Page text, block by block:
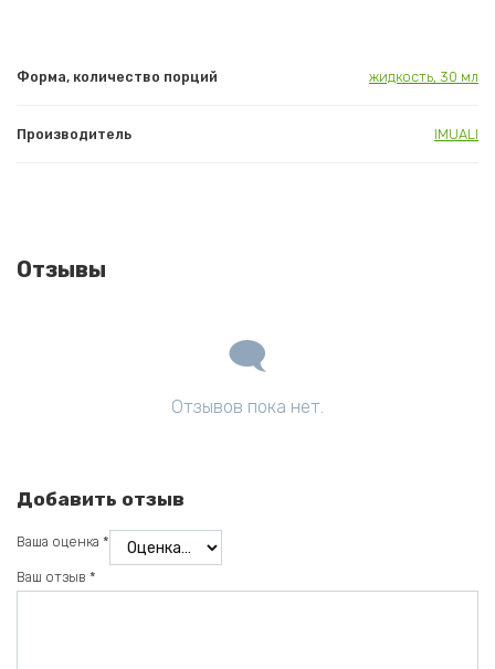
Форма, количество порций жидкость, 30 мл
Производитель IMUALI
Отзывы
Отзывов пока нет.
Добавить отзыв
Ваша оценка *
Ваш отзыв *